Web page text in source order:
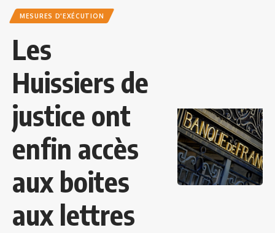
MESURES D'EXÉCUTION
Les
Huissiers de
justice ont
enfin accès
aux boites
aux lettres